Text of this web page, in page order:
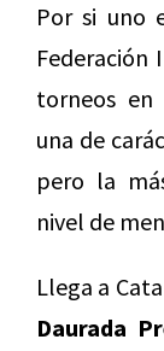
Por si uno
Federación
torneos en
una de
pero la
nivel de
Llega a
Daurada